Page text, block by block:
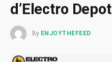
d’Electro Depot
By ENJOYTHEFEED